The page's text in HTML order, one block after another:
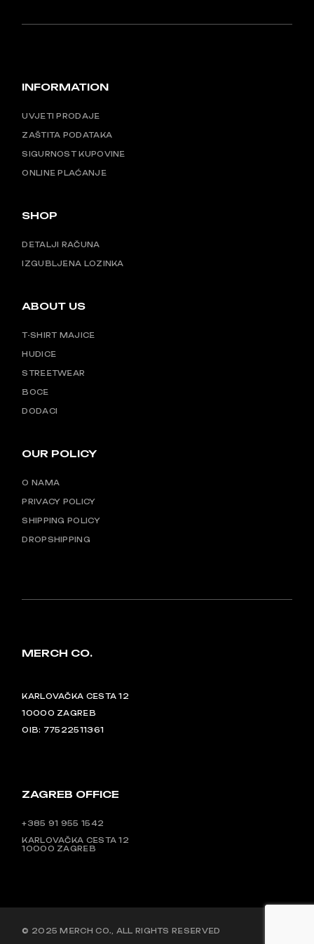
INFORMATION
UVJETI PRODAJE
ZAŠTITA PODATAKA
SIGURNOST KUPOVINE
ONLINE PLAĆANJE
SHOP
DETALJI RAČUNA
IZGUBLJENA LOZINKA
ABOUT US
T-SHIRT MAJICE
HUDICE
STREETWEAR
BOCE
DODACI
OUR POLICY
O NAMA
PRIVACY POLICY
SHIPPING POLICY
DROPSHIPPING
MERCH CO.
KARLOVAČKA CESTA 12
10000 ZAGREB
OIB: 77522511361
ZAGREB OFFICE
+385 91 955 1542
KARLOVAČKA CESTA 12
10000 ZAGREB
© 2025 MERCH CO., ALL RIGHTS RESERVED